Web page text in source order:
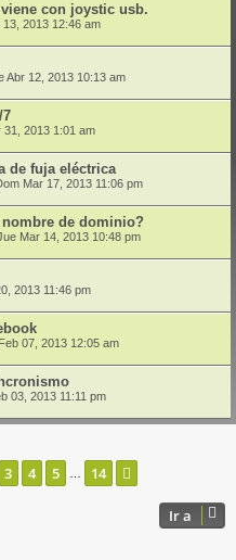
con joystic usb.
13, 2013 12:46 am
Abr 12, 2013 10:13 am
7
31, 2013 1:01 am
de fuja eléctrica
Mar 17, 2013 11:06 pm
de dominio?
Mar 14, 2013 10:48 pm
2013 11:46 pm
07, 2013 12:05 am
03, 2013 11:11 pm
de 14
3 4 5 … 14
Ir a